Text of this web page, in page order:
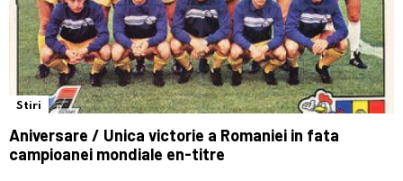
Stiri
Aniversare / Unica victorie a Romaniei in fata
campioanei mondiale en-titre